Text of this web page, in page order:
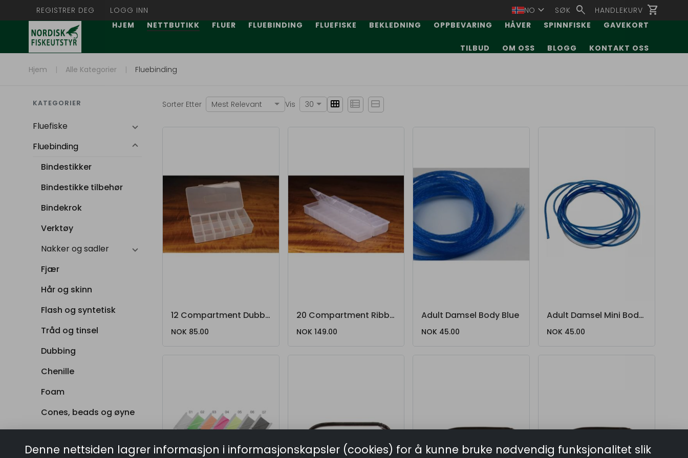
HJEM NETTBUTIKK FLUER FLUEBINDING FLUEFISKE BEKLEDNING OPPBEVARING HÅVER SPINNFISKE GAVEKORT
TILBUD OM OSS BLOGG KONTAKT OSS
REGISTRER DEG LOGG INN NO expand_more SØK search HANDLEKURV shopping_cart
Hjem Alle Kategorier Fluebinding
KATEGORIER
Fluefiske
Fluebinding
Bindestikker
Bindestikke tilbehør
Bindekrok
Verktøy
Nakker og sadler
Fjær
Hår og skinn
Flash og syntetisk
Tråd og tinsel
Dubbing
Chenille
Foam
Cones, beads og øyne
Vinge og kroppsmateriale
Lakk og lim
Sorter Etter Mest Relevant Vis 30 view_module view_list view_stream
12 Compartment Dubbing Dispenser
NOK 85.00
20 Compartment Ribbed Hook Box
NOK 149.00
Adult Damsel Body Blue
NOK 45.00
Adult Damsel Mini Body Blue
NOK 45.00
Denne nettsiden lagrer informasjon i informasjonskapsler (cookies) for å kunne bruke nødvendig funksjonalitet slik